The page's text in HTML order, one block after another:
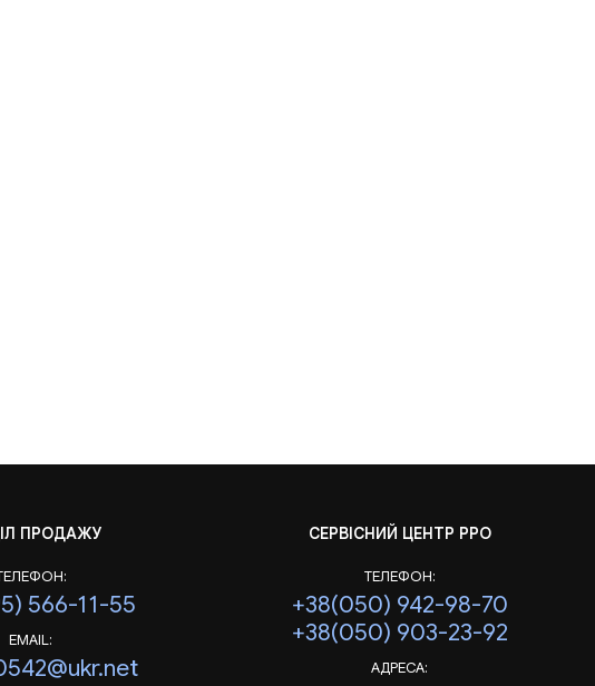
ПРОДАЖУ
566-11-55
EMAIL:
СЕРВІСНИЙ ЦЕНТР РРО
ТЕЛЕФОН:
+38(050) 942-98-70
+38(050) 903-23-92
АДРЕСА: